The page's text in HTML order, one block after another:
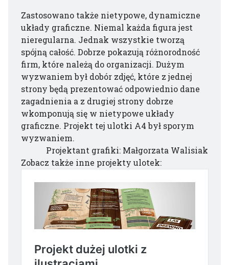
Zastosowano także nietypowe, dynamiczne
układy graficzne. Niemal każda figura jest
nieregularna. Jednak wszystkie tworzą
spójną całość. Dobrze pokazują różnorodność
firm, które należą do organizacji. Dużym
wyzwaniem był dobór zdjęć, które z jednej
strony będą prezentować odpowiednio dane
zagadnienia a z drugiej strony dobrze
wkomponują się w nietypowe układy
graficzne. Projekt tej ulotki A4 był sporym
wyzwaniem.
Projektant grafiki: Małgorzata Walisiak
Zobacz także inne projekty ulotek: